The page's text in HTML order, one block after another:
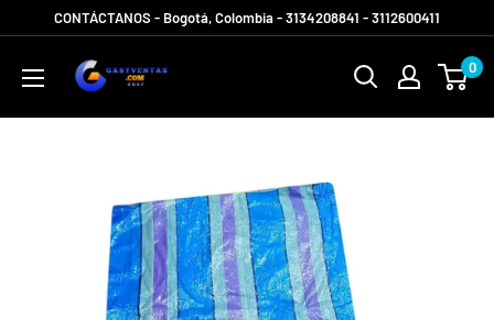
CONTÁCTANOS - Bogotá, Colombia - 3134208841 - 3112600411
Gabyventas
Shop
0